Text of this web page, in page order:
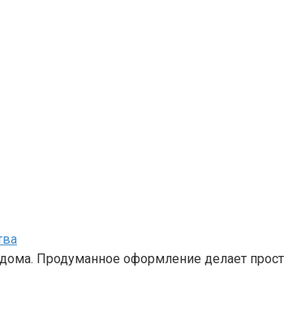
Продуманное оформление делает